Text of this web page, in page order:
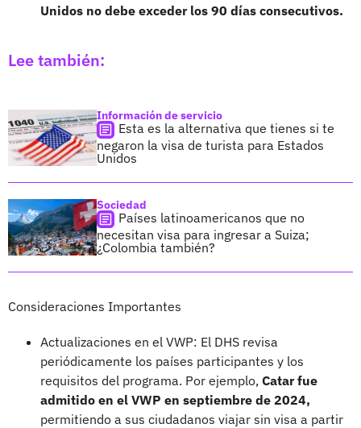
Unidos no debe exceder los 90 días consecutivos. ​
Lee también:
Información de servicio
Esta es la alternativa que tienes si te
negaron la visa de turista para Estados
Unidos
Sociedad
Países latinoamericanos que no
necesitan visa para ingresar a Suiza;
¿Colombia también?
Consideraciones Importantes
Actualizaciones en el VWP: El DHS revisa
periódicamente los países participantes y los
requisitos del programa. Por ejemplo, Catar fue
admitido en el VWP en septiembre de 2024,
permitiendo a sus ciudadanos viajar sin visa a partir